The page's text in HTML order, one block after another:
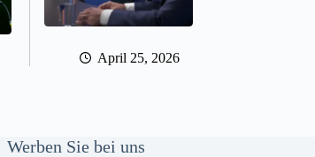
April 25, 2026
Werben Sie bei uns